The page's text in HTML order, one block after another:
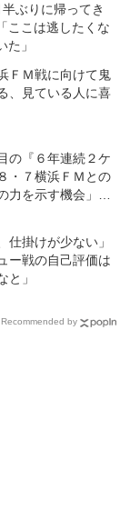
半ぶりに帰ってき
ここは逃したくな
た」
ＦＭ戦に向けて鬼
、見ている人に喜
の『６年連続２ケ
・７横浜ＦＭとの
力を示す機会」と
仕掛けが少ない」
ー戦の自己評価は
と」
Recommended by